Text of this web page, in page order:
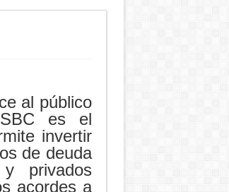
al público
es el
invertir
de deuda
y privados
acordes a